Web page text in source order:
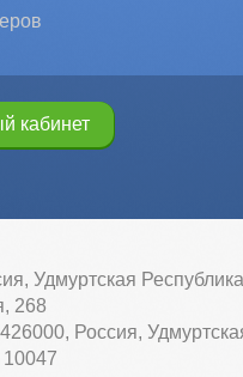
кабинет
Удмуртская
268
Россия,